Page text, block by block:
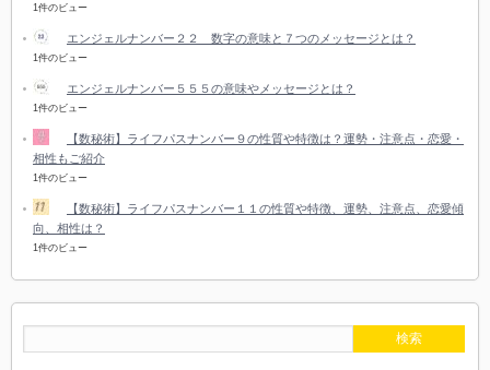
1件のビュー
エンジェルナンバー２２ 数字の意味と７つのメッセージとは？
1件のビュー
エンジェルナンバー５５５の意味やメッセージとは？
1件のビュー
【数秘術】ライフパスナンバー９の性質や特徴は？運勢・注意点・恋愛・
相性もご紹介
1件のビュー
【数秘術】ライフパスナンバー１１の性質や特徴、運勢、注意点、恋愛傾
向、相性は？
1件のビュー